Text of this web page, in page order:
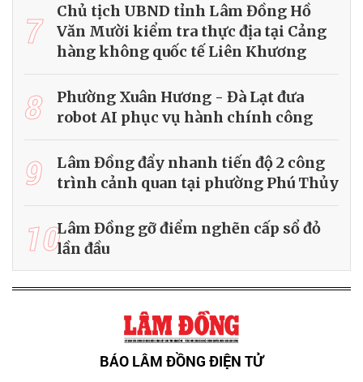
7
Chủ tịch UBND tỉnh Lâm Đồng Hồ
Văn Mười kiểm tra thực địa tại Cảng
hàng không quốc tế Liên Khương
8
Phường Xuân Hương - Đà Lạt đưa
robot AI phục vụ hành chính công
9
Lâm Đồng đẩy nhanh tiến độ 2 công
trình cảnh quan tại phường Phú Thủy
10Lâm Đồng gỡ điểm nghẽn cấp sổ đỏ
lần đầu
BÁO LÂM ĐỒNG ĐIỆN TỬ